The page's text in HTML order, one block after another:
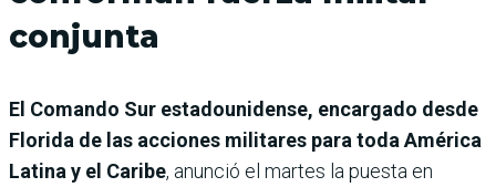
conjunta
El Comando Sur estadounidense, encargado desde
Florida de las acciones militares para toda América
Latina y el Caribe, anunció el martes la puesta en